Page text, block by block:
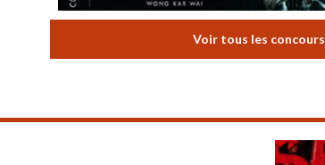
Voir tous les concours